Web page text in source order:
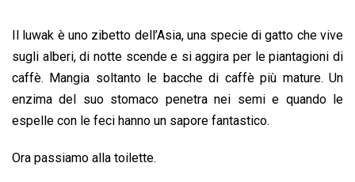
Il luwak è uno zibetto dell’Asia, una specie di gatto che vive
sugli alberi, di notte scende e si aggira per le piantagioni di
caffè. Mangia soltanto le bacche di caffè più mature. Un
enzima del suo stomaco penetra nei semi e quando le
espelle con le feci hanno un sapore fantastico.
Ora passiamo alla toilette.